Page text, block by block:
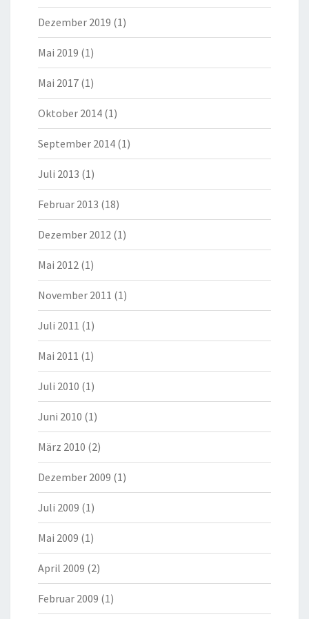
Dezember 2019 (1)
Mai 2019 (1)
Mai 2017 (1)
Oktober 2014 (1)
September 2014 (1)
Juli 2013 (1)
Februar 2013 (18)
Dezember 2012 (1)
Mai 2012 (1)
November 2011 (1)
Juli 2011 (1)
Mai 2011 (1)
Juli 2010 (1)
Juni 2010 (1)
März 2010 (2)
Dezember 2009 (1)
Juli 2009 (1)
Mai 2009 (1)
April 2009 (2)
Februar 2009 (1)